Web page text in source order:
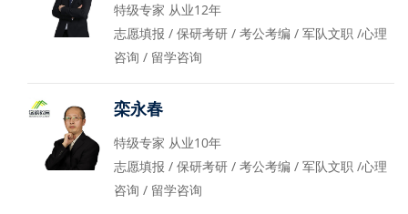
特级专家 从业12年
志愿填报 / 保研考研 / 考公考编 / 军队文职 /心理
咨询 / 留学咨询
栾永春
特级专家 从业10年
志愿填报 / 保研考研 / 考公考编 / 军队文职 /心理
咨询 / 留学咨询